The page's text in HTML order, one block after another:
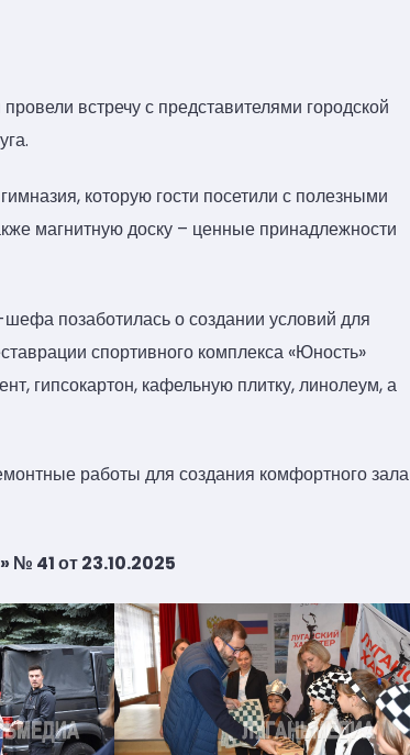
встречу с представителями городской
которую гости посетили с полезными
магнитную доску – ценные принадлежности
позаботилась о создании условий для
спортивного комплекса «Юность»
гипсокартон, кафельную плитку, линолеум, а
работы для создания комфортного зала
№ 41 от 23.10.2025